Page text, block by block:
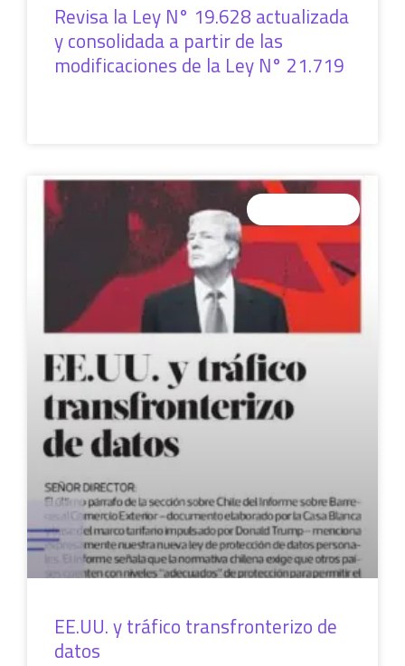
Revisa la Ley N° 19.628 actualizada
y consolidada a partir de las
modificaciones de la Ley N° 21.719
EE.UU. y tráfico transfronterizo de
datos